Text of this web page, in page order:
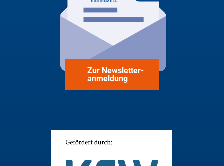
Zur Newsletter-
anmeldung